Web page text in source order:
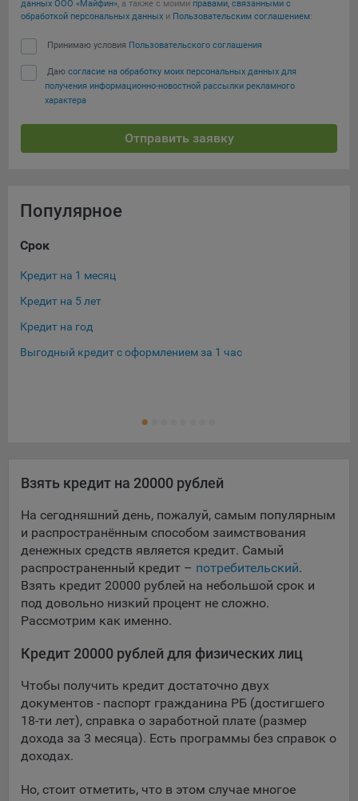
конфиденциальности Яндекс.
предоставляемый компанией Google, Inc. Адрес: Google,
Google Data Protection Office, 1600 Amphitheatre Pkwy,
Mountain View, CA 94043, USA.Политика
конфиденциальности Google.
Matomo — это система веб-аналитики, которая позволяет
следит за доступностью сервисов, предоставляемых
Пиксель VK Рекламы - сервис позволяет показывать
посещали сайт.
проспект, д. 39, стр. 79, БЦ «SkyLight».
выбора (например, языкового). Техническая аналитика
технолоджи», 220069 г. Минск, пр-т Дзержинского, д.3Б,
Рекламные Cookie
Отключение рекламных cookie-файлы не позволит
принимать меры по совершенствованию работы
Сайта, исходя из предпочтений пользователя, а также
осуществлять подбор рекламы, иных рекламных
назначению для каждого конкретного пользователя.
Компании, которым мы поручаем обработку данных для
данной цели:
Яндекса рекламная сеть (Yandex Mobile Ads, ADFOX) -
сервис показа контекстной рекламы. Адрес: Yandex
Europe AG, Werftestrasse 4, CH-6005 Luzern, Switzerland.
Google Ads - сервис показа контекстной рекламы,
данных ООО «Майфин», а также с моими правами, связанными с
обработкой персональных данных и Пользовательским соглашением:
Принимаю условия Пользовательского соглашения
Даю согласие на обработку моих персональных данных для
получения информационно-новостной рассылки рекламного
характера
Отправить заявку
Популярное
Срок
Кредит на 1 месяц
Кредит на 5 лет
Кредит на год
Выгодный кредит с оформлением за 1 час
Взять кредит на 20000 рублей
На сегодняшний день, пожалуй, самым популярным
и распространённым способом заимствования
денежных средств является кредит. Самый
распространенный кредит – потребительский.
Взять кредит 20000 рублей на небольшой срок и
под довольно низкий процент не сложно.
Рассмотрим как именно.
Кредит 20000 рублей для физических лиц
Чтобы получить кредит достаточно двух
документов - паспорт гражданина РБ (достигшего
18-ти лет), справка о заработной плате (размер
дохода за 3 месяца). Есть программы без справок о
доходах.
Но, стоит отметить, что в этом случае многое